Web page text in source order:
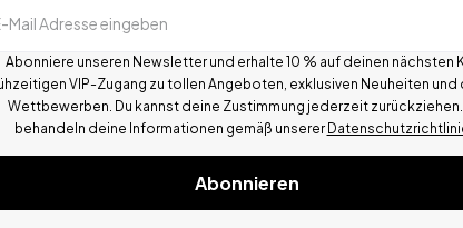
Mail Adresse eingeben
Abonniere unseren Newsletter und erhalte 10 % auf deinen nächsten
VIP-Zugang zu tollen Angeboten, exklusiven Neuheiten
Wettbewerben. Du kannst deine Zustimmung jederzeit
behandeln deine Informationen gemäß unserer
Abonnieren